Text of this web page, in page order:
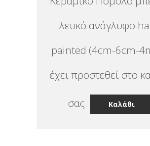
λευκό ανάγλυφο
painted (4cm-6cm-
έχει προστεθεί στο
σας. Καλάθι